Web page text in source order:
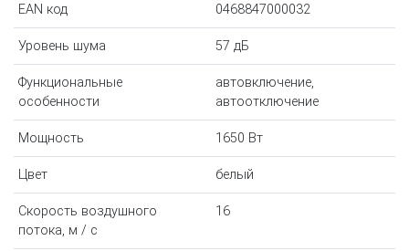
EAN код 0468847000032
Уровень шума 57 дБ
Функциональные
особенности
автовключение,
автоотключение
Мощность 1650 Вт
Цвет белый
Скорость воздушного
потока, м / с
16